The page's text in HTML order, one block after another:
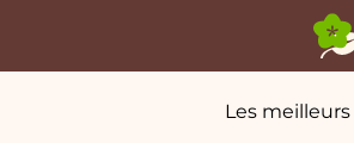
Les meilleurs